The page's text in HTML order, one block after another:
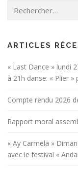
ARTICLES
« Last Dance » lundi
à 21h danse: « Plier
Compte rendu 2026
Rapport moral
« Ay Carmela »
avec le festival «